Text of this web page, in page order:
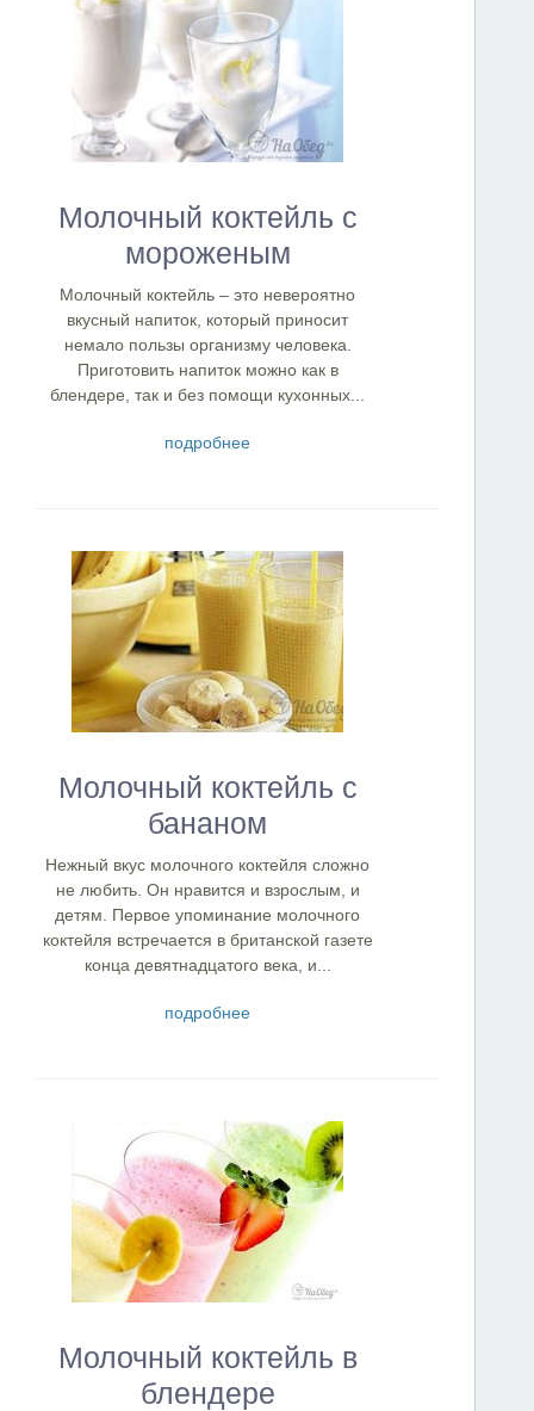
Молочный коктейль с
мороженым
Молочный коктейль – это невероятно
вкусный напиток, который приносит
немало пользы организму человека.
Приготовить напиток можно как в
блендере, так и без помощи кухонных...
подробнее
Молочный коктейль с
бананом
Нежный вкус молочного коктейля сложно
не любить. Он нравится и взрослым, и
детям. Первое упоминание молочного
коктейля встречается в британской газете
конца девятнадцатого века, и...
подробнее
Молочный коктейль в
блендере